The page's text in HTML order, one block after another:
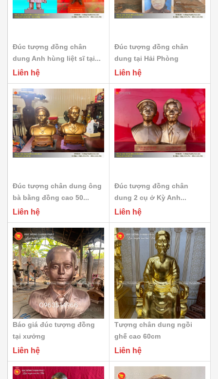
Đúc tượng đồng chân
dung Anh hùng liệt sĩ tại...
Liên hệ
Đúc tượng đồng chân
dung tại Hải Phòng
Liên hệ
Đúc tượng chân dung ông
bà bằng đồng cao 50...
Liên hệ
Đúc tượng đồng chân
dung 2 cụ ở Kỳ Anh...
Liên hệ
Báo giá đúc tượng đồng
tại xưởng
Liên hệ
Tượng chân dung ngồi
ghế cao 60cm
Liên hệ